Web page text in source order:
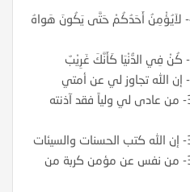
شرح الأربعون النووية 41- لاَيُؤْمِنُ أَحَدُكُمْ حَتَّى يَكُونَ هَواهُ
شرح الأربعون النووية: 38- من عادى لي ولياً فقد آذنته
شرح الأربعون النووية: 36- من نفس عن مؤمن كربة من